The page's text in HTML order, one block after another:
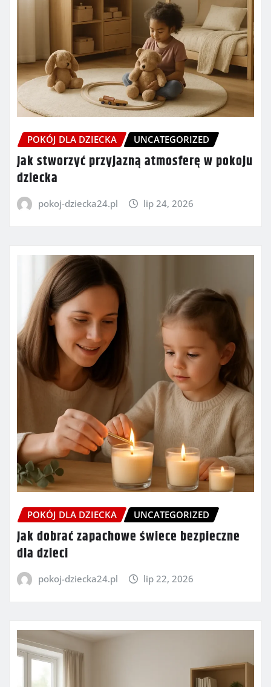
POKÓJ DLA DZIECKA UNCATEGORIZED
Jak stworzyć przyjazną atmosferę w pokoju
dziecka
pokoj-dziecka24.pl lip 24, 2026
POKÓJ DLA DZIECKA UNCATEGORIZED
Jak dobrać zapachowe świece bezpieczne
dla dzieci
pokoj-dziecka24.pl lip 22, 2026